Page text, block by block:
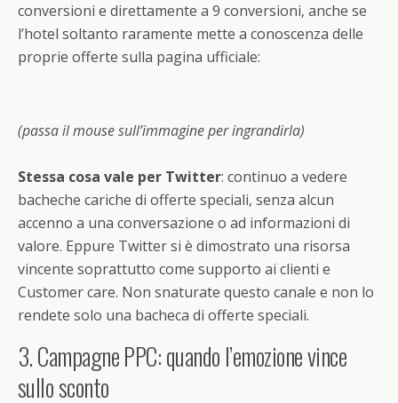
conversioni e direttamente a 9 conversioni, anche se
l’hotel soltanto raramente mette a conoscenza delle
proprie offerte sulla pagina ufficiale:
(passa il mouse sull’immagine per ingrandirla)
Stessa cosa vale per Twitter: continuo a vedere
bacheche cariche di offerte speciali, senza alcun
accenno a una conversazione o ad informazioni di
valore. Eppure Twitter si è dimostrato una risorsa
vincente soprattutto come supporto ai clienti e
Customer care. Non snaturate questo canale e non lo
rendete solo una bacheca di offerte speciali.
3. Campagne PPC: quando l’emozione vince
sullo sconto